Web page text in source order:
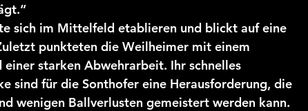
sich im Mittelfeld etablieren und blickt auf eine
punkteten die Weilheimer mit einem
starken Abwehrarbeit. Ihr schnelles
sind für die Sonthofer eine Herausforderung, die
wenigen Ballverlusten gemeistert werden kann.